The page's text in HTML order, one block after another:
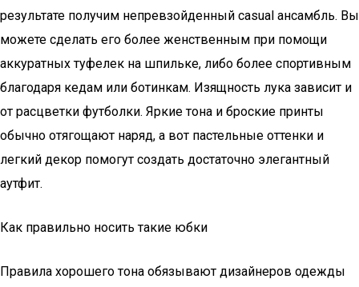
результате получим непревзойденный casual ансамбль. Вы
можете сделать его более женственным при помощи
аккуратных туфелек на шпильке, либо более спортивным
благодаря кедам или ботинкам. Изящность лука зависит и
от расцветки футболки. Яркие тона и броские принты
обычно отягощают наряд, а вот пастельные оттенки и
легкий декор помогут создать достаточно элегантный
аутфит.
Как правильно носить такие юбки
Правила хорошего тона обязывают дизайнеров одежды